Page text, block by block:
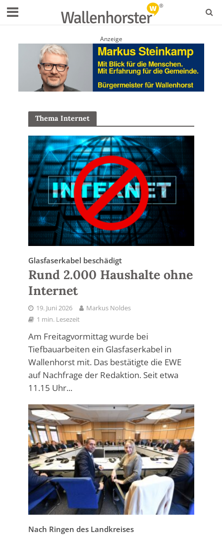
Anzeige
Thema Internet
Glasfaserkabel beschädigt
Rund 2.000 Haushalte ohne
Internet
19. Juni 2026
Markus Noldes
1 min. Lesezeit
Am Freitagvormittag wurde bei
Tiefbauarbeiten ein Glasfaserkabel in
Wallenhorst mit. Das bestätigte die EWE
auf Nachfrage der Redaktion. Seit etwa
11.15 Uhr...
Nach Ringen des Landkreises